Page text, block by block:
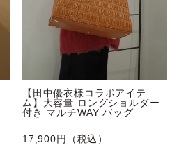
【田中優衣様コラボアイテ
ム】大容量 ロングショルダー
付き マルチWAY バッグ
17,900円（税込）